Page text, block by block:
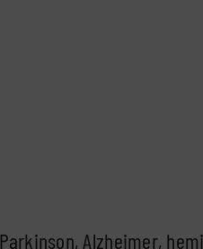
Parkinson, Alzheimer,